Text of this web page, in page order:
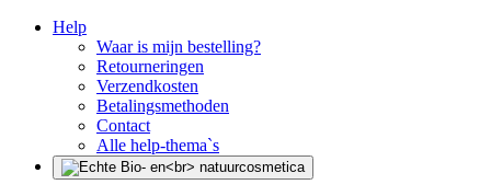
Help
Waar is mijn bestelling?
Retourneringen
Verzendkosten
Betalingsmethoden
Contact
Alle help-thema`s